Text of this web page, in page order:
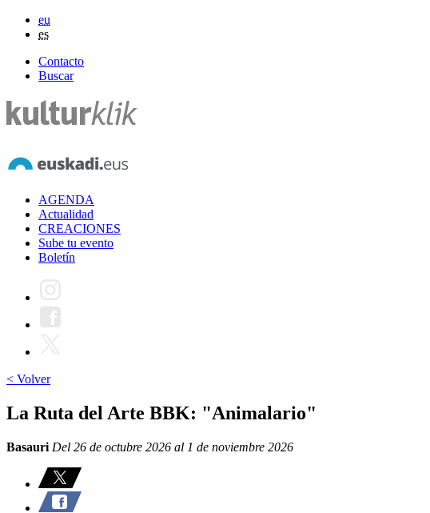
eu
es
Contacto
Buscar
AGENDA
Actualidad
CREACIONES
Sube tu evento
Boletín
< Volver
La Ruta del Arte BBK: "Animalario"
Basauri Del 26 de octubre 2026 al 1 de noviembre 2026